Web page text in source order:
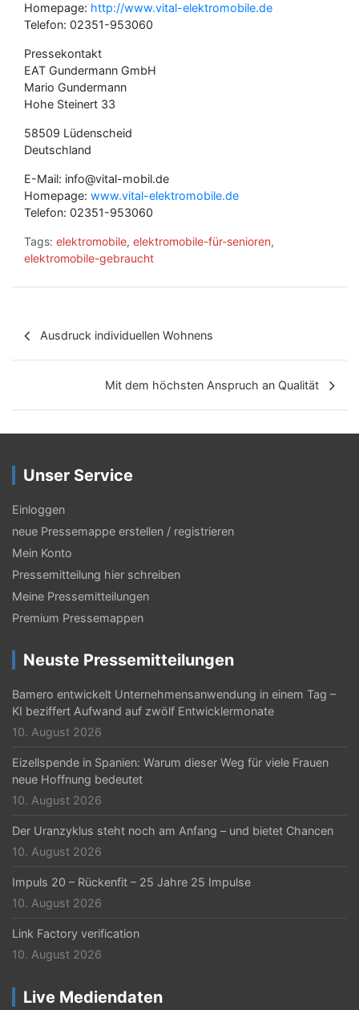
Homepage: http://www.vital-elektromobile.de
Telefon: 02351-953060
Pressekontakt
EAT Gundermann GmbH
Mario Gundermann
Hohe Steinert 33
58509 Lüdenscheid
Deutschland
E-Mail: info@vital-mobil.de
Homepage: www.vital-elektromobile.de
Telefon: 02351-953060
Tags: elektromobile, elektromobile-für-senioren,
elektromobile-gebraucht
t
r
a
g
s
-
N
a
v
i
g
a
t
i
o
Ausdruck individuellen Wohnens
Mit dem höchsten Anspruch an Qualität
Unser Service
Einloggen
neue Pressemappe erstellen / registrieren
Mein Konto
Pressemitteilung hier schreiben
Meine Pressemitteilungen
Premium Pressemappen
Neuste Pressemitteilungen
Bamero entwickelt Unternehmensanwendung in einem Tag –
KI beziffert Aufwand auf zwölf Entwicklermonate
10. August 2026
Eizellspende in Spanien: Warum dieser Weg für viele Frauen
neue Hoffnung bedeutet
10. August 2026
Der Uranzyklus steht noch am Anfang – und bietet Chancen
10. August 2026
Impuls 20 – Rückenfit – 25 Jahre 25 Impulse
10. August 2026
Link Factory verification
10. August 2026
Live Mediendaten